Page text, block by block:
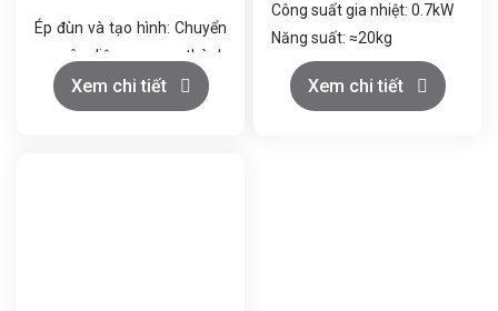
Ép đùn và tạo hình: Chuyển
nguyên liệu cao su thành
sản phẩm cố định.
Trộn đồng nhất: Đảm bảo
Xem chi tiết
Công suất gia nhiệt: 0.7kW
Năng suất: ≈20kg
Đường kính ép: Φ34mm
Đường kính buồng ép:
Xem chi tiết